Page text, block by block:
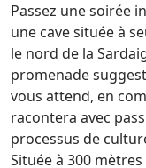
Passez une soirée
une cave située à
le nord de la
promenade
vous attend, en
racontera avec
processus de
Située à 300